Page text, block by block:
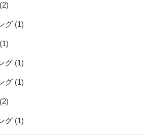
(2)
グ (1)
(1)
グ (1)
グ (1)
(2)
グ (1)